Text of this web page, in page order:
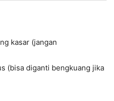
kasar (jangan
(bisa diganti bengkuang jika